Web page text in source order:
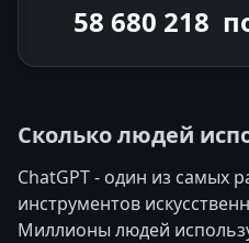
58 680 218
Сколько людей
ChatGPT - один из самых
инструментов
Миллионы людей